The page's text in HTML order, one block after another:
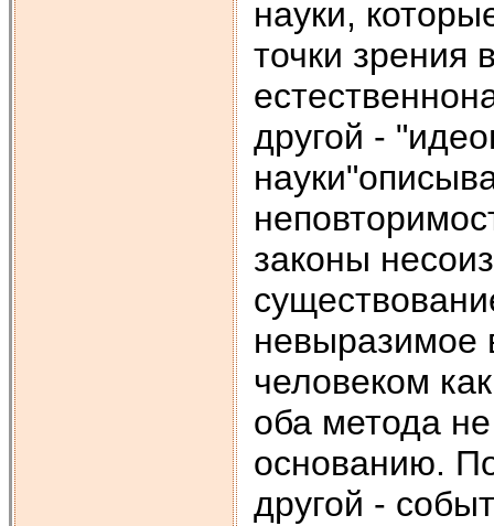
науки,
точки зрения
другой -
законы
невыразимое
человеком
оба метода
основанию.
другой -